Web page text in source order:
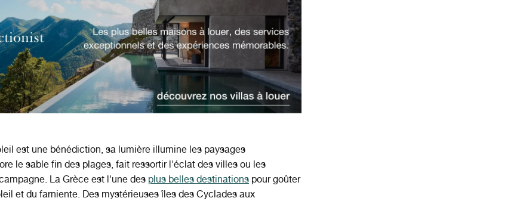
est une bénédiction, sa lumière illumine les paysages
le sable fin des plages, fait ressortir l'éclat des villes ou les
La Grèce est l'une des plus belles destinations pour goûter
et du farniente. Des mystérieuses îles des Cyclades aux